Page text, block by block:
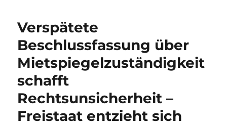
Verspätete
Beschlussfassung über
Mietspiegelzuständigkeit
schafft
Rechtsunsicherheit –
Freistaat entzieht sich